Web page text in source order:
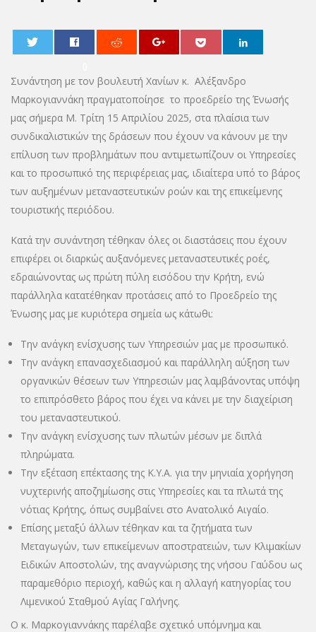
Συνάντηση με τον βουλευτή Χανίων κ. Αλέξανδρο
Μαρκογιαννάκη πραγματοποίησε το προεδρείο της Ένωσής
μας σήμερα Μ. Τρίτη 15 Απριλίου 2025, στα πλαίσια των
συνδικαλιστικών της δράσεων που έχουν να κάνουν με την
επίλυση των προβλημάτων που αντιμετωπίζουν οι Υπηρεσίες
και το προσωπικό της περιφέρειας μας, ιδιαίτερα υπό το βάρος
των αυξημένων μεταναστευτικών ροών και της επικείμενης
τουριστικής περιόδου.
Κατά την συνάντηση τέθηκαν όλες οι διαστάσεις που έχουν
επιφέρει οι διαρκώς αυξανόμενες μεταναστευτικές ροές,
εδραιώνοντας ως πρώτη πύλη εισόδου την Κρήτη, ενώ
παράλληλα κατατέθηκαν προτάσεις από το Προεδρείο της
Ένωσης μας με κυριότερα σημεία ως κάτωθι:
Την ανάγκη ενίσχυσης των Υπηρεσιών μας με προσωπικό.
Την ανάγκη επανασχεδιασμού και παράλληλη αύξηση των
οργανικών θέσεων των Υπηρεσιών μας λαμβάνοντας υπόψη
το επιπρόσθετο βάρος που έχει να κάνει με την διαχείριση
του μεταναστευτικού.
Την ανάγκη ενίσχυσης των πλωτών μέσων με διπλά
πληρώματα.
Την εξέταση επέκτασης της Κ.Υ.Α. για την μηνιαία χορήγηση
νυχτερινής αποζημίωσης στις Υπηρεσίες και τα πλωτά της
νότιας Κρήτης, όπως συμβαίνει στο Ανατολικό Αιγαίο.
Επίσης μεταξύ άλλων τέθηκαν και τα ζητήματα των
Μεταγωγών, των επικείμενων αποστρατειών, των Κλιμακίων
Ειδικών Αποστολών, της αναγνώρισης της νήσου Γαύδου ως
παραμεθόριο περιοχή, καθώς και η αλλαγή κατηγορίας του
Λιμενικού Σταθμού Αγίας Γαλήνης.
Ο κ. Μαρκογιαννάκης παρέλαβε σχετικό υπόμνημα και